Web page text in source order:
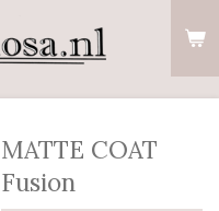
MATTE COAT
Fusion